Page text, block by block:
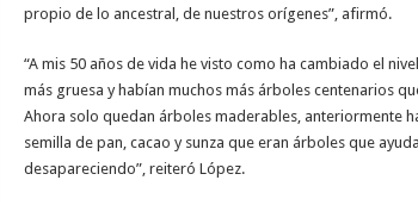
propio de lo ancestral, de nuestros orígenes”, afirmó.
“A mis 50 años de vida he visto como ha cambiado el
más gruesa y habían muchos más árboles centenarios
Ahora solo quedan árboles maderables, anteriormente
semilla de pan, cacao y sunza que eran árboles que
desapareciendo”, reiteró López.